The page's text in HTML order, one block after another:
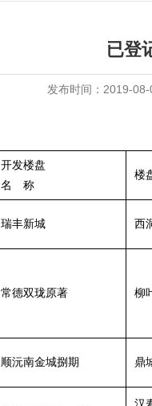
已登
发布时间：2019-
开发楼盘
名 称
楼
瑞丰新城 西
常德双珑原著 柳
顺沅南金城捌期 鼎